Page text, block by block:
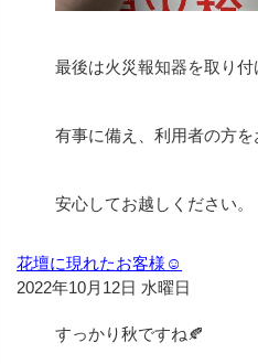
最後は火災報知器を取り
有事に備え、利用者の方
安心してお越しください。
花壇に現れたお客様☺
2022年10月12日 水曜日
すっかり秋ですね🍂